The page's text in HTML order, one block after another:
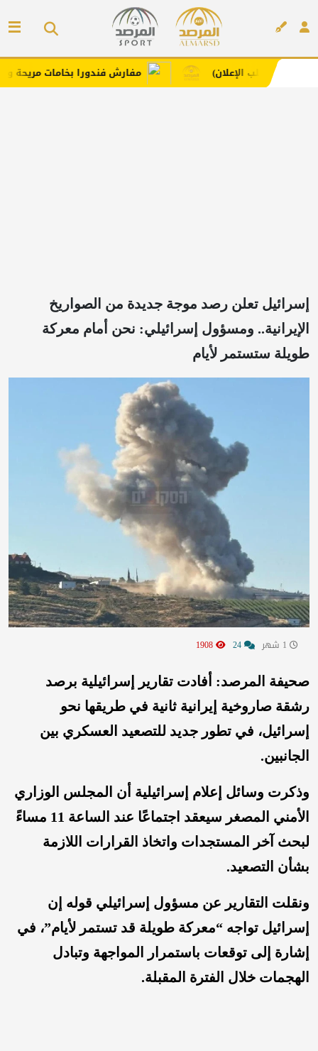
مفارش فندورا بخامات مريحة وعصرية مع كود
إسرائيل تعلن رصد موجة جديدة من الصواريخ
الإيرانية..‏ ومسؤول إسرائيلي: نحن أمام معركة
طويلة ستستمر لأيام
صحيفة المرصد: أفادت تقارير إسرائيلية برصد
رشقة صاروخية إيرانية ثانية في طريقها نحو
إسرائيل، في تطور جديد للتصعيد العسكري بين
الجانبين.
وذكرت وسائل إعلام إسرائيلية أن المجلس الوزاري
الأمني المصغر سيعقد اجتماعًا عند الساعة 11 مساءً
لبحث آخر المستجدات واتخاذ القرارات اللازمة
بشأن التصعيد.
ونقلت التقارير عن مسؤول إسرائيلي قوله إن
إسرائيل تواجه “معركة طويلة قد تستمر لأيام”، في
إشارة إلى توقعات باستمرار المواجهة وتبادل
الهجمات خلال الفترة المقبلة.